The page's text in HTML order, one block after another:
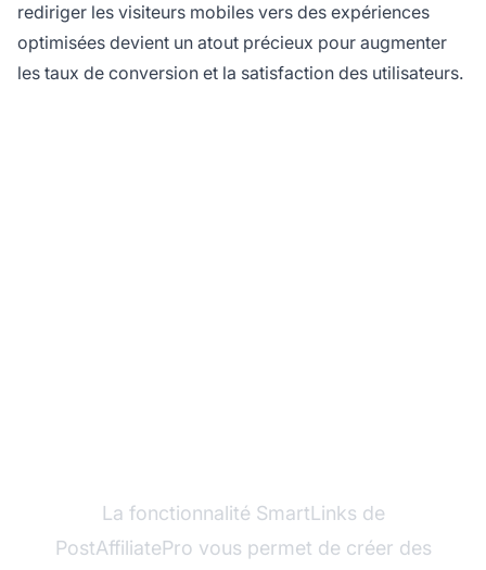
rediriger les visiteurs mobiles vers des expériences
optimisées devient un atout précieux pour augmenter
les taux de conversion et la satisfaction des utilisateurs.
La fonctionnalité SmartLinks de
PostAffiliatePro vous permet de créer des